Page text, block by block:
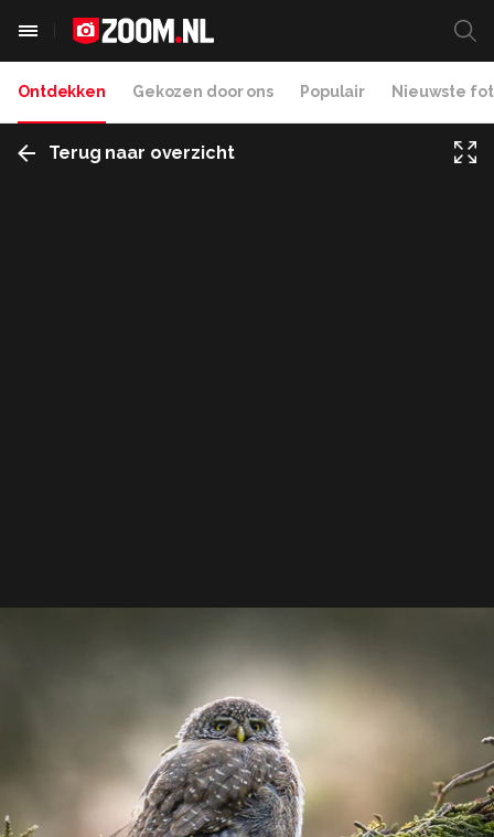
Ontdekken Gekozen door ons Populair Nieuwste
Terug naar overzicht